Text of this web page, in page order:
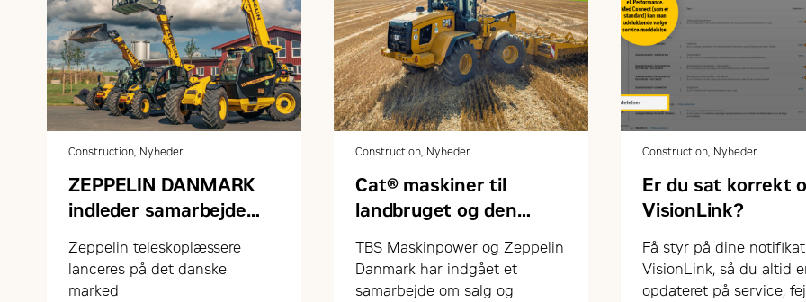
Construction, Nyheder
ZEPPELIN DANMARK
indleder samarbejde
teleskoplæssere
Zeppelin teleskoplæssere
lanceres på det danske
marked
Construction, Nyheder
Cat® maskiner til
landbruget og den
TBS Maskinpower og Zeppelin
Danmark har indgået et
samarbejde om salg og
Construction, Nyheder
Er du sat korrekt
VisionLink?
Få styr på dine
VisionLink, så du altid
opdateret på service,